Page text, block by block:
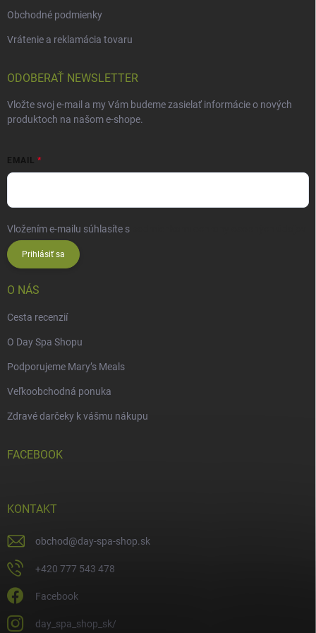
Obchodné podmienky
Vrátenie a reklamácia tovaru
ODOBERAŤ NEWSLETTER
Vložte svoj e-mail a my Vám budeme zasielať informácie o nových
produktoch na našom e-shope.
EMAIL
Vložením e-mailu súhlasíte s
Prihlásiť sa
O NÁS
Cesta recenzií
O Day Spa Shopu
Podporujeme Mary’s Meals
Veľkoobchodná ponuka
Zdravé darčeky k vášmu nákupu
FACEBOOK
KONTAKT
obchod@day-spa-shop.sk
+420 777 543 478
Facebook
day_spa_shop_sk/